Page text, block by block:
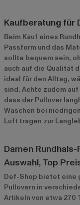
Kaufberatung für
Beim Kauf eines
Passform und das
sollte bequem sein,
auch auf die Qualität
ideal für den Alltag,
sind. Achte zudem
dass der Pullover
Waschen bei
Luft tragen zur
Damen
Auswahl, Top
Def-Shop bietet eine
Pullovern in
Artikeln von etwa 270